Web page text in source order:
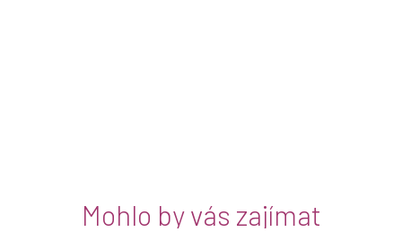
Mohlo by vás zajímat